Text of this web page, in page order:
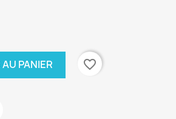
PANIER favorite_border